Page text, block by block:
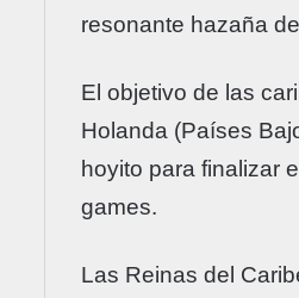
resonante hazaña
El objetivo de las
Holanda (Países
hoyito para finalizar
games.
Las Reinas del